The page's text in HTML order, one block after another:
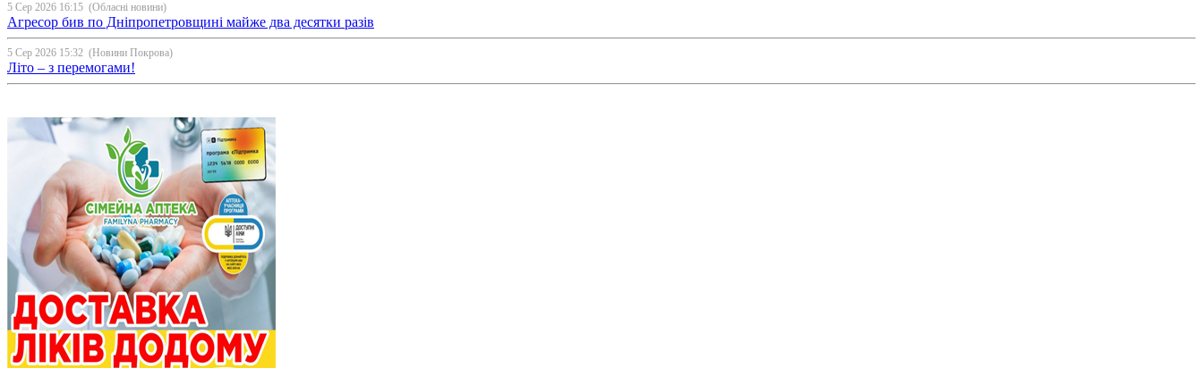
5 Сер 2026 16:15 (Обласні новини)
Агресор бив по Дніпропетровщині майже два десятки разів
5 Сер 2026 15:32 (Новини Покрова)
Літо – з перемогами!